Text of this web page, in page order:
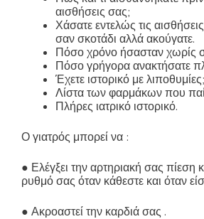
αισθήσεις σας;
Χάσατε εντελώς τις
σαν σκοτάδι αλλά ακούγατε.
Πόσο χρόνο ήσασταν χωρίς
Πόσο γρήγορα ανακτήσατε
Έχετε ιστορικό με λιποθυμίες;
Λίστα των φαρμάκων που
Πλήρες ιατρικό ιστορικό.
Ο γιατρός μπορεί να :
● Ελέγξει την αρτηριακή σας πίεση
ρυθμό σας όταν κάθεστε και όταν
● Ακροαστεί την καρδιά σας .